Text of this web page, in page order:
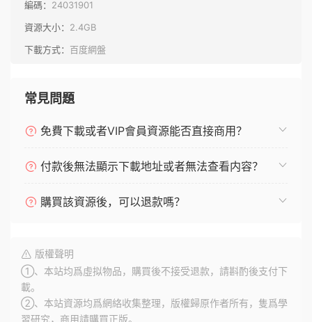
編碼： 24031901
資源大小： 2.4GB
下載方式： 百度網盤
常見問題
免費下載或者VIP會員資源能否直接商用？
付款後無法顯示下載地址或者無法查看内容？
購買該資源後，可以退款嗎？
版權聲明
①、本站均爲虛拟物品，購買後不接受退款，請斟酌後支付下
載。
②、本站資源均爲網絡收集整理，版權歸原作者所有，隻爲學
習研究，商用請購買正版。